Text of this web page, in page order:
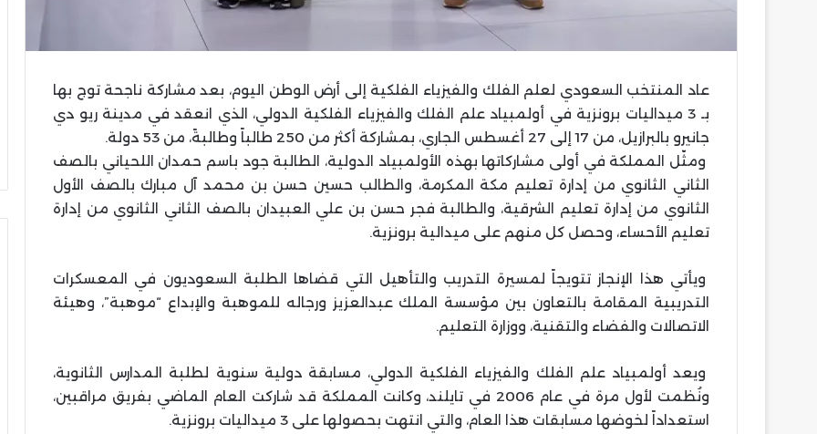
عاد المنتخب السعودي لعلم الفلك والفيزياء الفلكية إلى أرض الوطن اليوم، بعد مشاركة ناجحة توج بها
بـ 3 ميداليات برونزية في أولمبياد علم الفلك والفيزياء الفلكية الدولي، الذي انعقد في مدينة ريو دي
جانيرو بالبرازيل، من 17 إلى 27 أغسطس الجاري، بمشاركة أكثر من 250 طالباً وطالبةً، من 53 دولة.
ومثّل المملكة في أولى مشاركاتها بهذه الأولمبياد الدولية، الطالبة جود باسم حمدان اللحياني بالصف
الثاني الثانوي من إدارة تعليم مكة المكرمة، والطالب حسين حسن بن محمد آل مبارك بالصف الأول
الثانوي من إدارة تعليم الشرقية، والطالبة فجر حسن بن علي العبيدان بالصف الثاني الثانوي من إدارة
تعليم الأحساء، وحصل كل منهم على ميدالية برونزية.
ويأتي هذا الإنجاز تتويجاً لمسيرة التدريب والتأهيل التي قضاها الطلبة السعوديون في المعسكرات
التدريبية المقامة بالتعاون بين مؤسسة الملك عبدالعزيز ورجاله للموهبة والإبداع “موهبة”، وهيئة
الاتصالات والفضاء والتقنية، ووزارة التعليم.
ويعد أولمبياد علم الفلك والفيزياء الفلكية الدولي، مسابقة دولية سنوية لطلبة المدارس الثانوية،
ونُظمت لأول مرة في عام 2006 في تايلند، وكانت المملكة قد شاركت العام الماضي بفريق مراقبين،
استعداداً لخوضها مسابقات هذا العام، والتي انتهت بحصولها على 3 ميداليات برونزية.
في
التركي
تشكيل بيراميدز في مواجهة ألانيا
سبور التركي
إقبال
رغبات
المرحلة
الأولى
للتنسيق
الإلكتروني
التعليم العالي: إقبال متزايد على
تسجيل رغبات المرحلة الأولى للتنسيق
الإلكتروني